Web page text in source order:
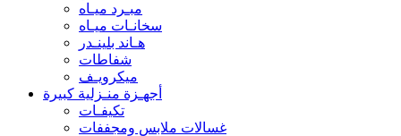
مبـرد ميـاه
سخانـات ميـاه
هـاند بلينـدر
شفاطات
ميكرويـف
أجهـزة منـزلية كبيرة
تكيفـات
غسالات ملابس ومجففات